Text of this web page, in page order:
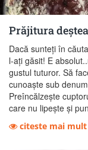
Prăjitura
Dacă sunteți în
l-ați găsit! E
gustul tuturor. Să
cunoaște sub
Preîncălzește
care nu lipește și
citeste mai mult